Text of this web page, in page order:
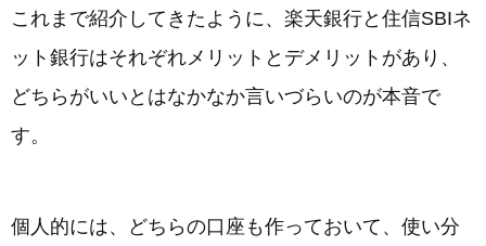
これまで紹介してきたように、楽天銀行と住信SBIネ
ット銀行はそれぞれメリットとデメリットがあり、
どちらがいいとはなかなか言いづらいのが本音で
す。
個人的には、どちらの口座も作っておいて、使い分